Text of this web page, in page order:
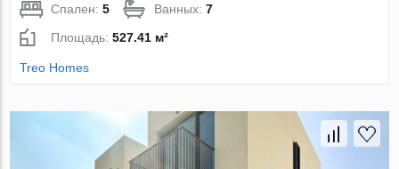
Спален:5 Ванных:7
Площадь:527.41 м²
Treo Homes